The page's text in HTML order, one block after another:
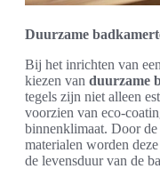
Duurzame
Bij het inrichten van
kiezen van duurzame
tegels zijn niet alleen
voorzien van eco-
binnenklimaat. Door
materialen worden
de levensduur van de